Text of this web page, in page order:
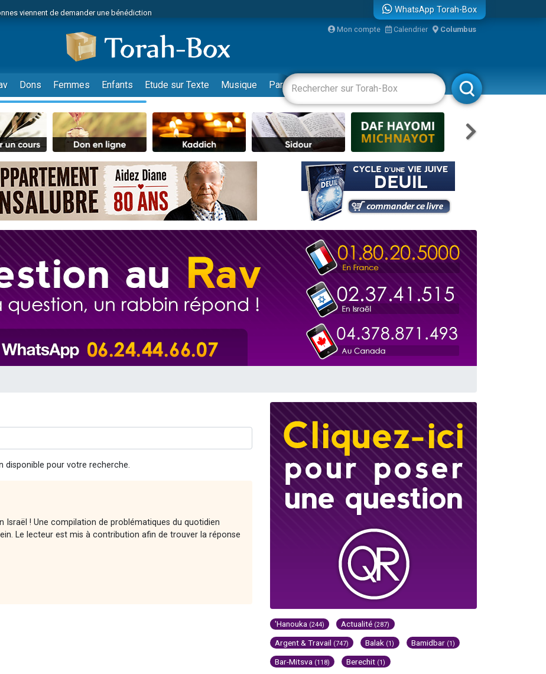
viennent de demander une bénédiction
49 places pour étudier en groupe sur Zoom
viennent de faire un don pour Diane, 80 ans, dans un appartement insalubre
de donner son Maasser
viennent de nous rejoindre sur WhatsApp
viennent de nous rejoindre sur WhatsApp
viennent de faire un don pour 5 jours de vacances aux Orphelins
de donner son Maasser
viennent de demander une bénédiction
viennent de nous rejoindre sur WhatsApp
viennent de faire un don pour Sauvez la jambe de Yohan
musiques dans Torah-Box Music
49 places pour étudier en groupe sur Zoom
viennent de nous rejoindre sur WhatsApp
viennent de nous rejoindre sur WhatsApp
viennent de nous rejoindre sur WhatsApp
viennent de faire un don pour Tsédaka : pauvres d'Israel
viennent de faire un don pour 1 Journée de Vacances Pour les Enfants
WhatsApp Torah-Box
Mon compte Calendrier Columbus
Dons Femmes Enfants Etude sur Texte Musique Paracha Divertissements Livres Rabbanim
disponible pour votre recherche.
Israël ! Une compilation de problématiques du quotidien
Le lecteur est mis à contribution afin de trouver la réponse
'Hanouka (244) Actualité (287)
Argent & Travail (747) Balak (1) Bamidbar (1)
Bar-Mitsva (118) Berechit (1)